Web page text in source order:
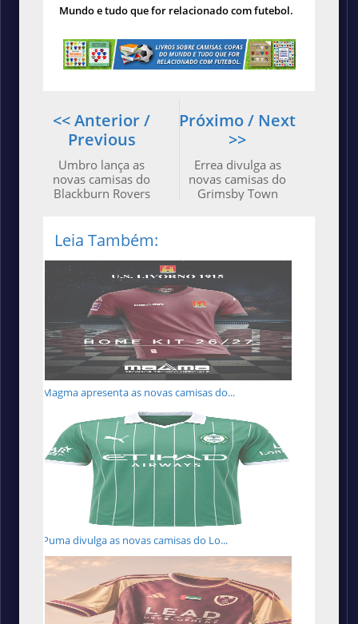
Mundo e tudo que for relacionado com futebol.
Próximo / Next
>>
Errea divulga as
novas camisas do
Grimsby Town
<< Anterior /
Previous
Umbro lança as
novas camisas do
Blackburn Rovers
Leia Também:
Magma apresenta as novas camisas do...
Puma divulga as novas camisas do Lo...